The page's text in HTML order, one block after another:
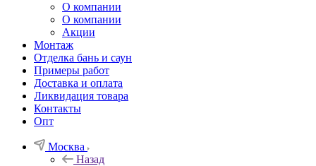
О компании
О компании
Акции
Монтаж
Отделка бань и саун
Примеры работ
Доставка и оплата
Ликвидация товара
Контакты
Опт
Москва
Назад